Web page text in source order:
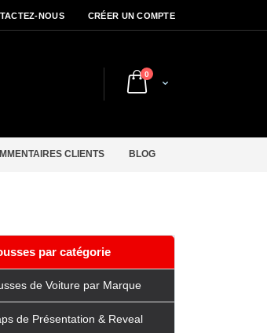
NOUS CRÉER UN COMPTE
Cart
0articles
CLIENTS BLOG
par catégorie
de Voiture par Marque
de Présentation & Reveal